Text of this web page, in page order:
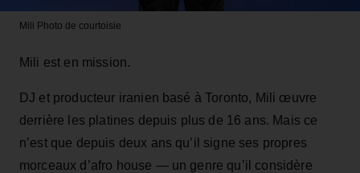
Mili Photo de courtoisie
Mili est en mission.
DJ et producteur iranien basé à Toronto, Mili œuvre
derrière les platines depuis plus de 16 ans. Mais ce
n’est que depuis deux ans qu’il signe ses propres
morceaux d’afro house — un genre qu’il considère